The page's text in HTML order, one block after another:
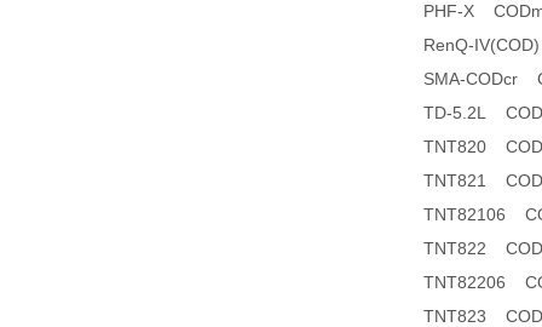
PHF-X
RenQ-
SMA-CODcr
TD-5.2L COD
TNT820
TNT821
TNT82106
TNT822
TNT82206
TNT823